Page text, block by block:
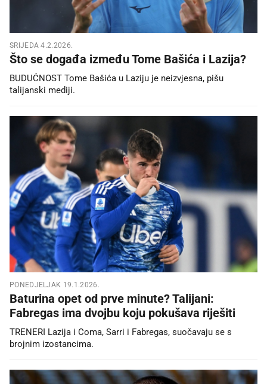
SRIJEDA 4.2.2026.
Što se događa između Tome Bašića i Lazija?
BUDUĆNOST Tome Bašića u Laziju je neizvjesna, pišu
talijanski mediji.
PONEDJELJAK 19.1.2026.
Baturina opet od prve minute? Talijani:
Fabregas ima dvojbu koju pokušava riješiti
TRENERI Lazija i Coma, Sarri i Fabregas, suočavaju se s
brojnim izostancima.